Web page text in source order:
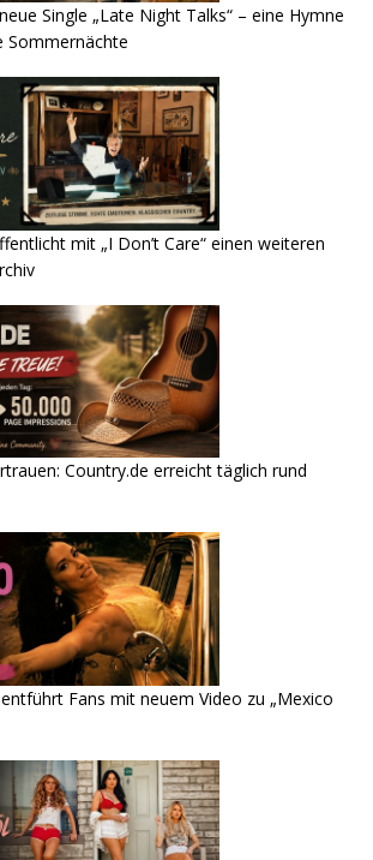
Single „Late Night Talks“ – eine Hymne
Sommernächte
mit „I Don’t Care“ einen weiteren
Country.de erreicht täglich rund
Fans mit neuem Video zu „Mexico